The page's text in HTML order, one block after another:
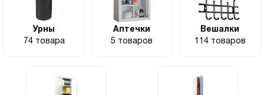
Урны
74 товара
Аптечки
5 товаров
Вешалки
114 товаров